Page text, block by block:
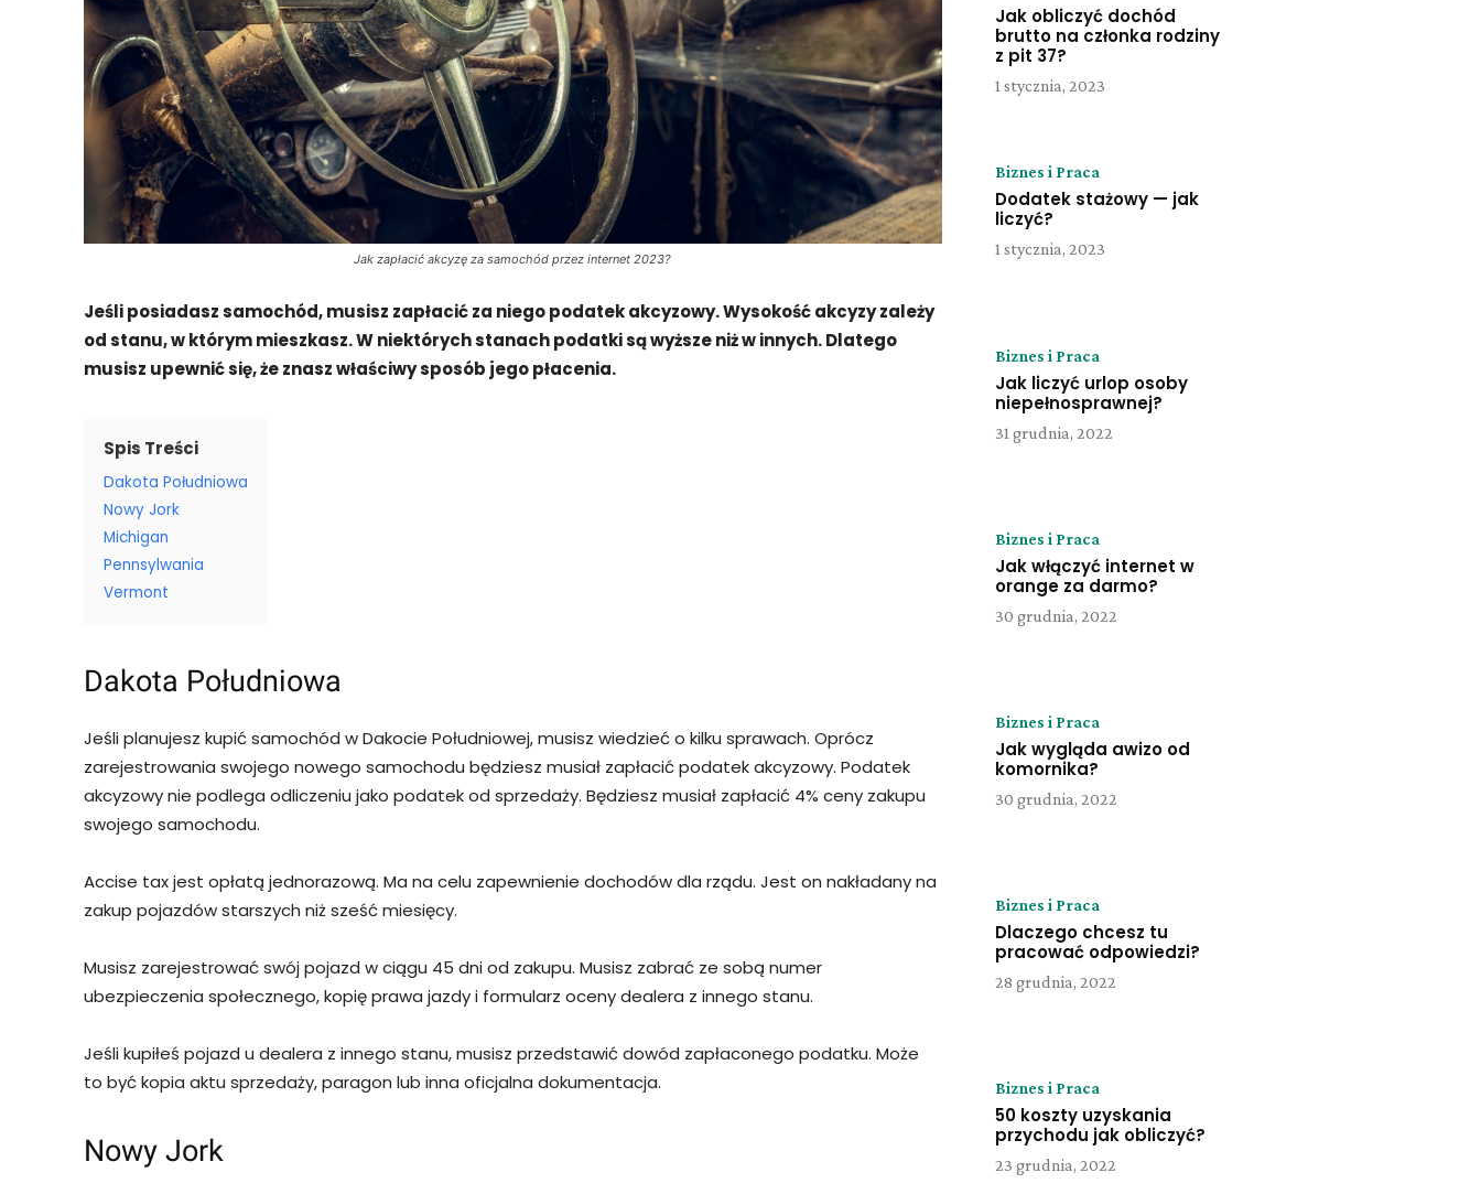
Jak zapłacić akcyzę za samochód przez internet 2023?
Jeśli posiadasz samochód, musisz zapłacić za niego podatek akcyzowy. Wysokość akcyzy zależy
od stanu, w którym mieszkasz. W niektórych stanach podatki są wyższe niż w innych. Dlatego
musisz upewnić się, że znasz właściwy sposób jego płacenia.
Spis Treści
Dakota Południowa
Nowy Jork
Michigan
Pennsylwania
Vermont
Dakota Południowa
Jeśli planujesz kupić samochód w Dakocie Południowej, musisz wiedzieć o kilku sprawach. Oprócz
zarejestrowania swojego nowego samochodu będziesz musiał zapłacić podatek akcyzowy. Podatek
akcyzowy nie podlega odliczeniu jako podatek od sprzedaży. Będziesz musiał zapłacić 4% ceny zakupu
swojego samochodu.
Accise tax jest opłatą jednorazową. Ma na celu zapewnienie dochodów dla rządu. Jest on nakładany na
zakup pojazdów starszych niż sześć miesięcy.
Musisz zarejestrować swój pojazd w ciągu 45 dni od zakupu. Musisz zabrać ze sobą numer
ubezpieczenia społecznego, kopię prawa jazdy i formularz oceny dealera z innego stanu.
Jeśli kupiłeś pojazd u dealera z innego stanu, musisz przedstawić dowód zapłaconego podatku. Może
to być kopia aktu sprzedaży, paragon lub inna oficjalna dokumentacja.
Nowy Jork
Jak obliczyć dochód
brutto na członka rodziny
z pit 37?
1 stycznia, 2023
Biznes i Praca
Dodatek stażowy — jak
liczyć?
1 stycznia, 2023
Biznes i Praca
Jak liczyć urlop osoby
niepełnosprawnej?
31 grudnia, 2022
Biznes i Praca
Jak włączyć internet w
orange za darmo?
30 grudnia, 2022
Biznes i Praca
Jak wygląda awizo od
komornika?
30 grudnia, 2022
Biznes i Praca
Dlaczego chcesz tu
pracować odpowiedzi?
28 grudnia, 2022
Biznes i Praca
50 koszty uzyskania
przychodu jak obliczyć?
23 grudnia, 2022